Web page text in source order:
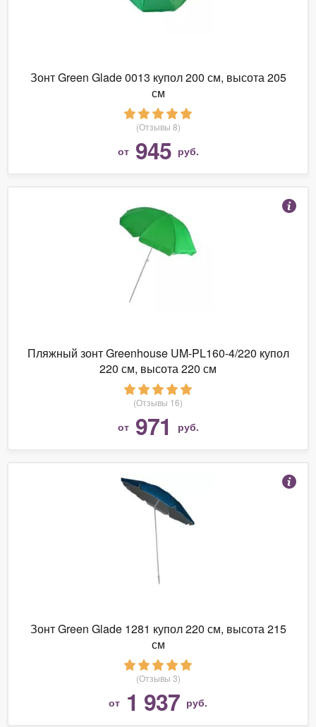
Зонт Green Glade 0013 купол 200 см, высота 205
см
(Отзывы 8)
от 945 руб.
Пляжный зонт Greenhouse UM-PL160-4/220 купол
220 см, высота 220 см
(Отзывы 16)
от 971 руб.
Зонт Green Glade 1281 купол 220 см, высота 215
см
(Отзывы 3)
от 1 937 руб.